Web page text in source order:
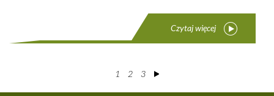
Czytaj więcej
1 2 3